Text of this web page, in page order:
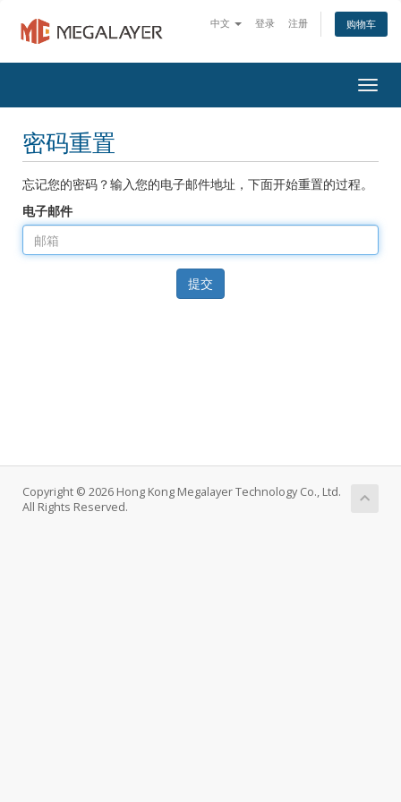
中文 登录 注册 购物车
密码重置
忘记您的密码？输入您的电子邮件地址，下面开始重置的过程。
电子邮件
提交
Copyright © 2026 Hong Kong Megalayer Technology Co., Ltd.
All Rights Reserved.